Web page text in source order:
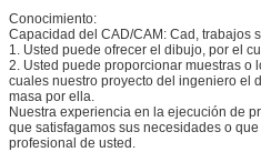
Conocimiento:
Capacidad del CAD/CAM: Cad, trabajos
1. Usted puede ofrecer el dibujo, por el
2. Usted puede proporcionar muestras o
cuales nuestro proyecto del ingeniero el
masa por ella.
Nuestra experiencia en la ejecución de
que satisfagamos sus necesidades o
profesional de usted.